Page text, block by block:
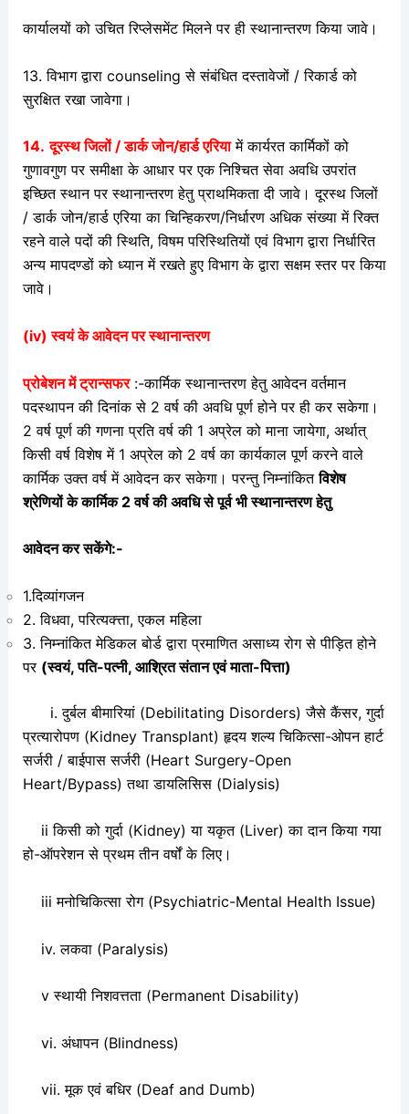
कार्यालयों को उचित रिप्लेसमेंट मिलने पर ही स्थानान्तरण किया जावे।
13. विभाग द्वारा counseling से संबंधित दस्तावेजों / रिकार्ड को
सुरक्षित रखा जावेगा।
14. दूरस्थ जिलों / डार्क जोन/हार्ड एरियामें कार्यरत कार्मिकों को
गुणावगुण पर समीक्षा के आधार पर एक निश्चित सेवा अवधि उपरांत
इच्छित स्थान पर स्थानान्तरण हेतु प्राथमिकता दी जावे। दूरस्थ जिलों
/ डार्क जोन/हार्ड एरिया का चिन्हिकरण/निर्धारण अधिक संख्या में रिक्त
रहने वाले पदों की स्थिति, विषम परिस्थितियों एवं विभाग द्वारा निर्धारित
अन्य मापदण्डों को ध्यान में रखते हुए विभाग के द्वारा सक्षम स्तर पर किया
जावे।
(iv) स्वयं के आवेदन पर स्थानान्तरण
प्रोबेशन में ट्रान्सफर:-कार्मिक स्थानान्तरण हेतु आवेदन वर्तमान
पदस्थापन की दिनांक से 2 वर्ष की अवधि पूर्ण होने पर ही कर सकेगा।
2 वर्ष पूर्ण की गणना प्रति वर्ष की 1 अप्रेल को माना जायेगा, अर्थात्
किसीवर्ष विशेष में 1 अप्रेल को 2 वर्ष का कार्यकाल पूर्ण करने वाले
कार्मिक उक्त वर्ष में आवेदन कर सकेगा। परन्तु निम्नांकितविशेष
श्रेणियों के कार्मिक 2 वर्ष की अवधि से पूर्व भी स्थानान्तरण हेतु
आवेदन कर सकेंगे:-
1.दिव्यांगजन
2. विधवा, परित्यक्त्ता, एकल महिला
3. निम्नांकित मेडिकल बोर्ड द्वारा प्रमाणित असाध्य रोग से पीड़ित होने
पर (स्वयं, पति-पत्नी, आश्रित संतान एवं माता-पित्ता)
i. दुर्बल बीमारियां (Debilitating Disorders) जैसे कैंसर, गुर्दा
प्रत्यारोपण (Kidney Transplant) हृदय शल्य चिकित्सा-ओपन हार्ट
सर्जरी / बाईपास सर्जरी (Heart Surgery-Open
Heart/Bypass) तथा डायलिसिस (Dialysis)
ii किसी को गुर्दा (Kidney) या यकृत (Liver) का दान किया गया
हो-ऑपरेशन से प्रथम तीन वर्षों के लिए।
iii मनोचिकित्सा रोग (Psychiatric-Mental Health Issue)
iv. लकवा (Paralysis)
v स्थायी निशवत्तता (Permanent Disability)
vi. अंधापन (Blindness)
vii. मूक एवं बधिर (Deaf and Dumb)